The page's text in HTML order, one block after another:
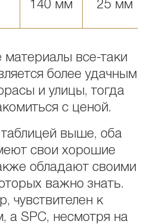
140 мм 25 мм
материалы все-таки
более удачным
и улицы, тогда
с ценой.
выше, оба
свои хорошие
обладают своими
важно знать.
чувствителен к
а SPC, несмотря на